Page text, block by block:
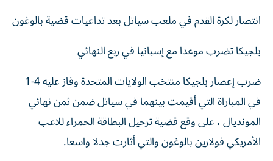
انتصار لكرة القدم في ملعب سياتل بعد تداعيات قضية بالوغون
بلجيكا تضرب موعدا مع إسبانيا في ربع النهائي
ضرب إعصار بلجيكا منتخب الولايات المتحدة وفاز عليه 4-1
في المباراة التي أقيمت بينهما في سياتل ضمن ثمن نهائي
المونديال ، على وقع قضية ترحيل البطاقة الحمراء للاعب
الأمريكي فولارين بالوغون والتي أثارت جدلا واسعا.